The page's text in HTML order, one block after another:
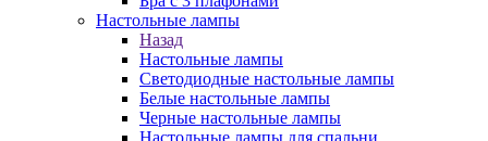
Настольные лампы
Назад
Настольные лампы
Светодиодные настольные лампы
Белые настольные лампы
Черные настольные лампы
Настольные лампы для спальни